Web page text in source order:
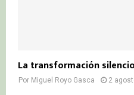
La transformación
Por Miguel Royo Gasca 2